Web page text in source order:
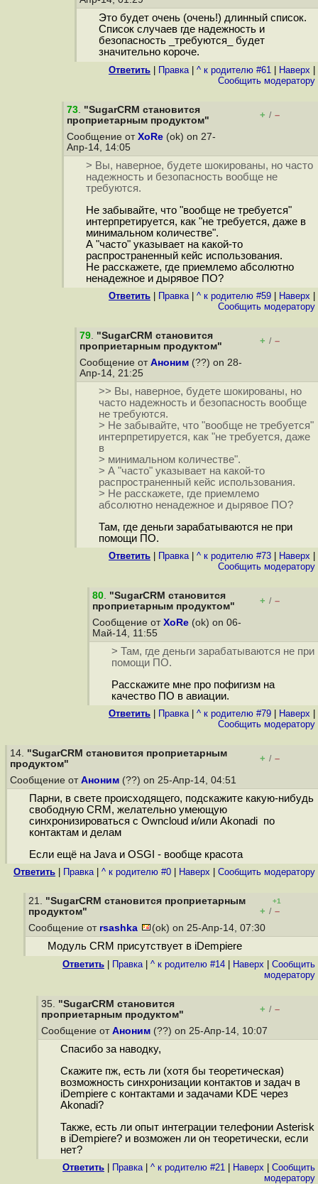
Это будет очень (очень!) длинный список.
Список случаев где надежность и
безопасность _требуются_ будет
значительно короче.
Ответить Правка| ^ к родителю #61 Наверх
Cообщить модератору
73. "SugarCRM становится
проприетарным продуктом"
+ / –
Сообщение от XoRe (ok) on 27-
Апр-14, 14:05
> Вы, наверное, будете шокированы, но часто
надежность и безопасность вообще не
требуются.
Не забывайте, что "вообще не требуется"
интерпретируется, как "не требуется, даже в
минимальном количестве".
А "часто" указывает на какой-то
распространенный кейс использования.
Не расскажете, где приемлемо абсолютно
ненадежное и дырявое ПО?
Ответить Правка| ^ к родителю #59 Наверх
Cообщить модератору
79. "SugarCRM становится
проприетарным продуктом"
+ / –
Сообщение от Аноним (??) on 28-
Апр-14, 21:25
>> Вы, наверное, будете шокированы, но
часто надежность и безопасность вообще
не требуются.
> Не забывайте, что "вообще не требуется"
интерпретируется, как "не требуется, даже
в
> минимальном количестве".
> А "часто" указывает на какой-то
распространенный кейс использования.
> Не расскажете, где приемлемо
абсолютно ненадежное и дырявое ПО?
Там, где деньги зарабатываются не при
помощи ПО.
Ответить Правка| ^ к родителю #73 Наверх
Cообщить модератору
80. "SugarCRM становится
проприетарным продуктом"
+ / –
Сообщение от XoRe (ok) on 06-
Май-14, 11:55
> Там, где деньги зарабатываются не при
помощи ПО.
Расскажите мне про пофигизм на
качество ПО в авиации.
Ответить Правка| ^ к родителю #79 Наверх
Cообщить модератору
14. "SugarCRM становится проприетарным
продуктом"
+ / –
Сообщение от Аноним (??) on 25-Апр-14, 04:51
Парни, в свете происходящего, подскажите какую-нибудь
свободную CRM, желательно умеющую
синхронизироваться с Owncloud и/или Akonadi по
контактам и делам
Если ещё на Java и OSGI - вообще красота
Ответить Правка| ^ к родителю #0 Наверх Cообщить модератору
21. "SugarCRM становится проприетарным
продуктом"
+1
+ / –
Сообщение от rsashka (ok) on 25-Апр-14, 07:30
Модуль CRM присутствует в iDempiere
Ответить Правка| ^ к родителю #14 Наверх
Cообщить
модератору
35. "SugarCRM становится
проприетарным продуктом"
+ / –
Сообщение от Аноним (??) on 25-Апр-14, 10:07
Спасибо за наводку,
Скажите пж, есть ли (хотя бы теоретическая)
возможность синхронизации контактов и задач в
iDempiere с контактами и задачами KDE через
Akonadi?
Также, есть ли опыт интеграции телефонии Asterisk
в iDempiere? и возможен ли он теоретически, если
нет?
Ответить Правка| ^ к родителю #21 Наверх
Cообщить
модератору